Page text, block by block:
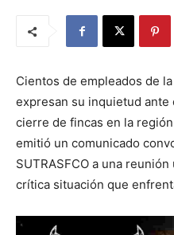
Cientos de empleados de
expresan su inquietud
cierre de fincas en la
emitió un comunicado
SUTRASFCO a una
crítica situación que